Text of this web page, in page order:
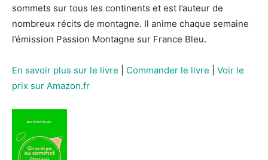
sommets sur tous les continents et est l’auteur de
nombreux récits de montagne. Il anime chaque semaine
l’émission Passion Montagne sur France Bleu.
En savoir plus sur le livre Commander le livre
Voir le
prix sur Amazon.fr